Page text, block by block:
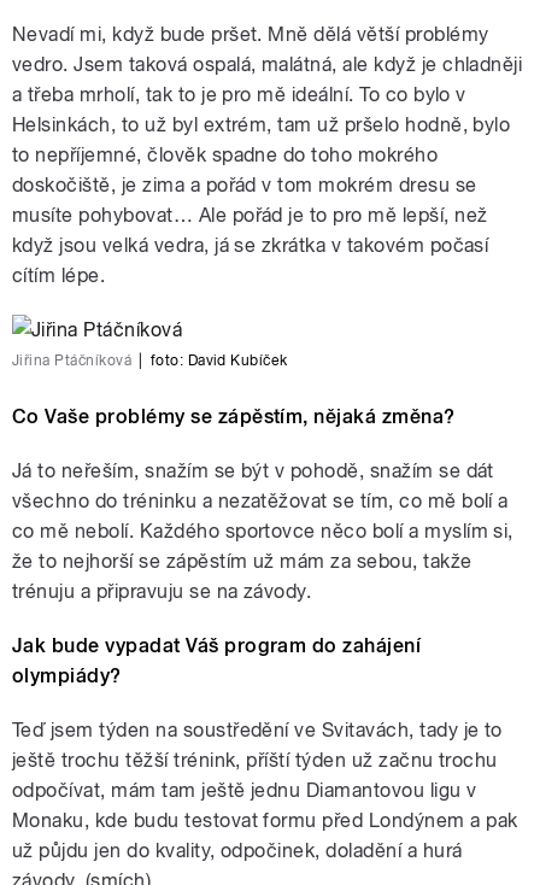
Nevadí mi, když bude pršet. Mně dělá větší problémy
vedro. Jsem taková ospalá, malátná, ale když je chladněji
a třeba mrholí, tak to je pro mě ideální. To co bylo v
Helsinkách, to už byl extrém, tam už pršelo hodně, bylo
to nepříjemné, člověk spadne do toho mokrého
doskočiště, je zima a pořád v tom mokrém dresu se
musíte pohybovat… Ale pořád je to pro mě lepší, než
když jsou velká vedra, já se zkrátka v takovém počasí
cítím lépe.
Jiřina Ptáčníková foto: David Kubíček
Co Vaše problémy se zápěstím, nějaká změna?
Já to neřeším, snažím se být v pohodě, snažím se dát
všechno do tréninku a nezatěžovat se tím, co mě bolí a
co mě nebolí. Každého sportovce něco bolí a myslím si,
že to nejhorší se zápěstím už mám za sebou, takže
trénuju a připravuju se na závody.
Jak bude vypadat Váš program do zahájení
olympiády?
Teď jsem týden na soustředění ve Svitavách, tady je to
ještě trochu těžší trénink, příští týden už začnu trochu
odpočívat, mám tam ještě jednu Diamantovou ligu v
Monaku, kde budu testovat formu před Londýnem a pak
už půjdu jen do kvality, odpočinek, doladění a hurá